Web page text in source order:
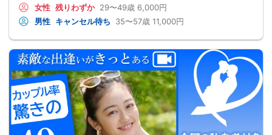
女性 残りわずか 29〜49歳 6,000円
男性 キャンセル待ち 35〜57歳 11,000円